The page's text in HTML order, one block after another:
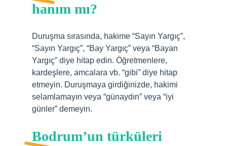
hanım mı?
Duruşma sırasında, hakime “Sayın Yargıç”,
“Sayın Yargıç”, “Bay Yargıç” veya “Bayan
Yargıç” diye hitap edin. Öğretmenlere,
kardeşlere, amcalara vb. “gibi” diye hitap
etmeyin. Duruşmaya girdiğinizde, hakimi
selamlamayın veya “günaydın” veya “iyi
günler” demeyin.
Bodrum’un türküleri